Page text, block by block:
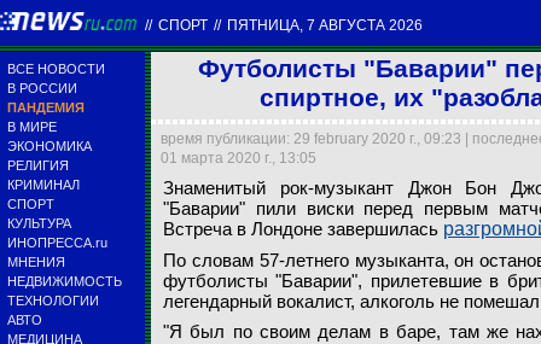
// СПОРТ // ПЯТНИЦА, 7 АВГУСТА 2026
ВСЕ НОВОСТИ
В РОССИИ
ПАНДЕМИЯ
В МИРЕ
ЭКОНОМИКА
РЕЛИГИЯ
КРИМИНАЛ
СПОРТ
КУЛЬТУРА
ИНОПРЕССА.ru
МНЕНИЯ
НЕДВИЖИМОСТЬ
ТЕХНОЛОГИИ
АВТО
МЕДИЦИНА
Футболисты "Баварии"
спиртное, их
время публикации: 29 february 2020 г., 09:23 |
01 марта 2020 г., 13:05
Знаменитый рок-
пили виски перед
завершилась
Фото: Huyeta TV /
Знаменитый рок-музыкант Джон Бон
"Баварии" пили виски перед первым
Встреча в Лондоне завершилась
По словам 57-летнего музыканта, он
футболисты "Баварии", прилетевшие в
легендарный вокалист, алкоголь не
"Я был по своим делам в баре, там же